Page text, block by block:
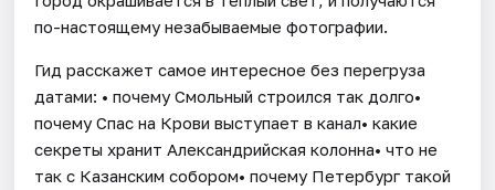
по-настоящему незабываемые фотографии.
Гид расскажет самое интересное без перегруза
датами: • почему Смольный строился так долго•
почему Спас на Крови выступает в канал• какие
секреты хранит Александрийская колонна• что не
так с Казанским собором• почему Петербург такой